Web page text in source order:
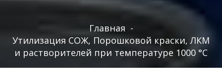
Главная -
Утилизация СОЖ, Порошковой краски, ЛКМ
и растворителей при температуре 1000 °С